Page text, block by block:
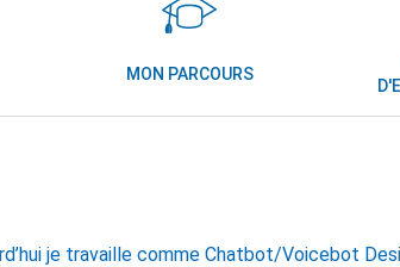
MON PARCOURS
je travaille comme Chatbot/Voicebot